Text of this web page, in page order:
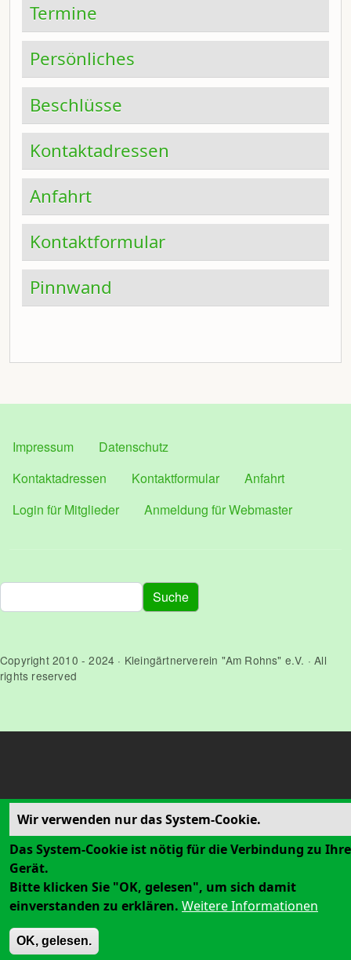
Termine
Persönliches
Beschlüsse
Kontaktadressen
Anfahrt
Kontaktformular
Pinnwand
FUSSBEREICH
Impressum
Datenschutz
BENUTZERMENUE2
Kontaktadressen Kontaktformular
Anfahrt
BENUTZERMENÜ
Login für Mitglieder Anmeldung für Webmaster
Suche Suche
Copyright 2010 - 2024 · Kleingärtnerverein "Am Rohns" e.V. · All
rights reserved
Wir verwenden nur das System-Cookie.
Das System-Cookie ist nötig für die Verbindung zu
Gerät.
Bitte klicken Sie "OK, gelesen", um sich damit
einverstanden zu erklären. Weitere Informationen
OK, gelesen.